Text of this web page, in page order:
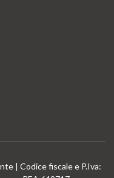
| Codice fiscale e P.Iva: